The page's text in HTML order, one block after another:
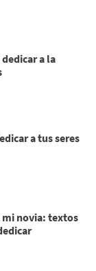
a la
a tus seres
mi novia: textos